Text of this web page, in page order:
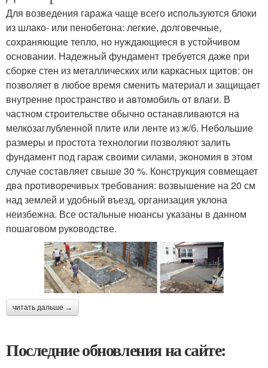
Для возведения гаража чаще всего используются блоки
из шлако- или пенобетона: легкие, долговечные,
сохраняющие тепло, но нуждающиеся в устойчивом
основании. Надежный фундамент требуется даже при
сборке стен из металлических или каркасных щитов: он
позволяет в любое время сменить материал и защищает
внутренне пространство и автомобиль от влаги. В
частном строительстве обычно останавливаются на
мелкозаглубленной плите или ленте из ж/б. Небольшие
размеры и простота технологии позволяют залить
фундамент под гараж своими силами, экономия в этом
случае составляет свыше 30 %. Конструкция совмещает
два противоречивых требования: возвышение на 20 см
над землей и удобный въезд, организация уклона
неизбежна. Все остальные нюансы указаны в данном
пошаговом руководстве.
читать дальше →
Последние обновления на сайте: